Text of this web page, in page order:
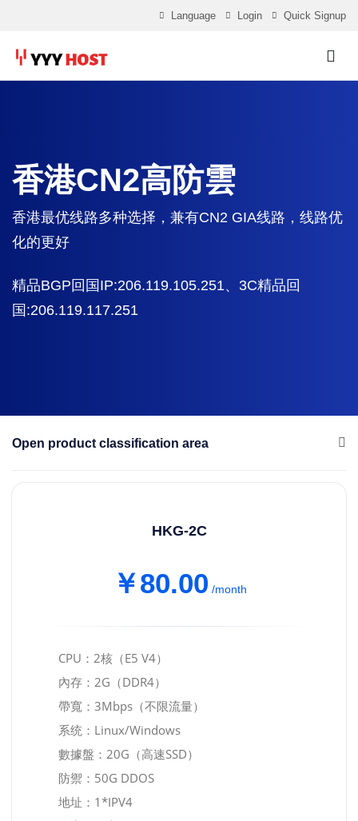
Language Login Quick Signup
香港CN2高防雲
香港最优线路多种选择，兼有CN2 GIA线路，线路优
化的更好
精品BGP回国IP:206.119.105.251、3C精品回
国:206.119.117.251
Open product classification area
HKG-2C
￥80.00 /month
CPU：2核（E5 V4）
內存：2G（DDR4）
帶寬：3Mbps（不限流量）
系统：Linux/Windows
數據盤：20G（高速SSD）
防禦：50G DDOS
地址：1*IPV4